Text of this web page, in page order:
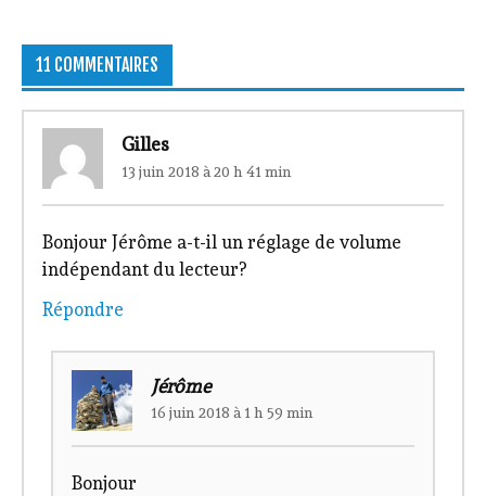
11 COMMENTAIRES
Gilles
13 juin 2018 à 20 h 41 min
Bonjour Jérôme a-t-il un réglage de volume
indépendant du lecteur?
Répondre
Jérôme
16 juin 2018 à 1 h 59 min
Bonjour